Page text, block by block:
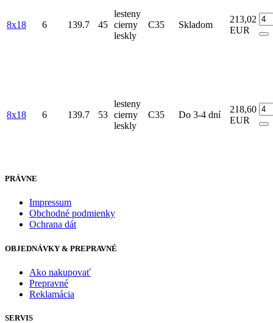
8x18 6 139.7 45
lesteny
cierny
leskly
C35 Skladom
213,02
EUR
8x18 6 139.7 53
lesteny
cierny
leskly
C35 Do 3-4 dní
218,60
EUR
PRÁVNE
Impressum
Obchodné podmienky
Ochrana dát
OBJEDNÁVKY & PREPRAVNÉ
Ako nakupovať
Prepravné
Reklamácia
SERVIS